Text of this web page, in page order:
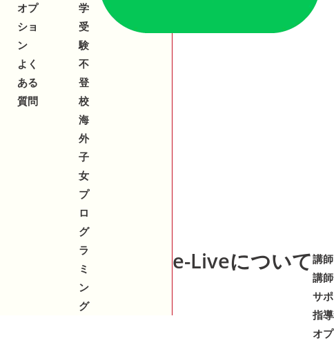
オプ
ショ
ン
よく
ある
質問
学
受
験
不
登
校
海
外
子
女
プ
ロ
グ
ラ
ミ
ン
グ
e-Liveについて講
講
サ
指
オ